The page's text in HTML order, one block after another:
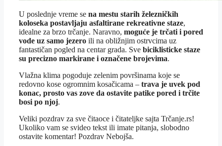
U poslednje vreme se na mestu starih železničkih
koloseka postavljaju asfaltirane rekreativne staze,
idealne za brzo trčanje. Naravno, moguće je trčati i pored
vode uz samo jezero ili na obližnjim ostrvcima uz
fantastičan pogled na centar grada. Sve biciklisticke staze
su precizno markirane i označene brojevima.
Vlažna klima pogoduje zelenim površinama koje se
redovno kose ogromnim kosačicama – trava je uvek pod
konac, prosto vas zove da ostavite patike pored i trčite
bosi po njoj.
Veliki pozdrav za sve čitaoce i čitateljke sajta Trčanje.rs!
Ukoliko vam se svideo tekst ili imate pitanja, slobodno
ostavite komentar! Pozdrav Nebojša.